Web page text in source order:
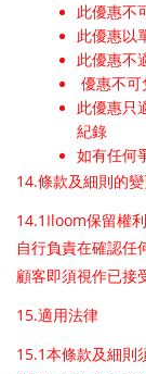
此優惠不
此優惠以
此優惠不
優惠不可
此優惠只
紀錄
如有任何
14.條款及細則的變
14.1Iloom保留權
自行負責在確認任
顧客即須視作已接
15.適用法律
15.1 本條款及細則